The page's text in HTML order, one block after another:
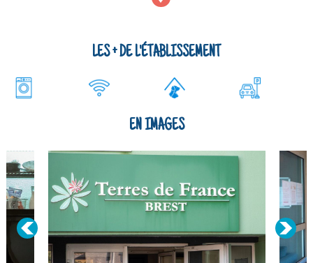
LES + DE L'ÉTABLISSEMENT
EN IMAGES